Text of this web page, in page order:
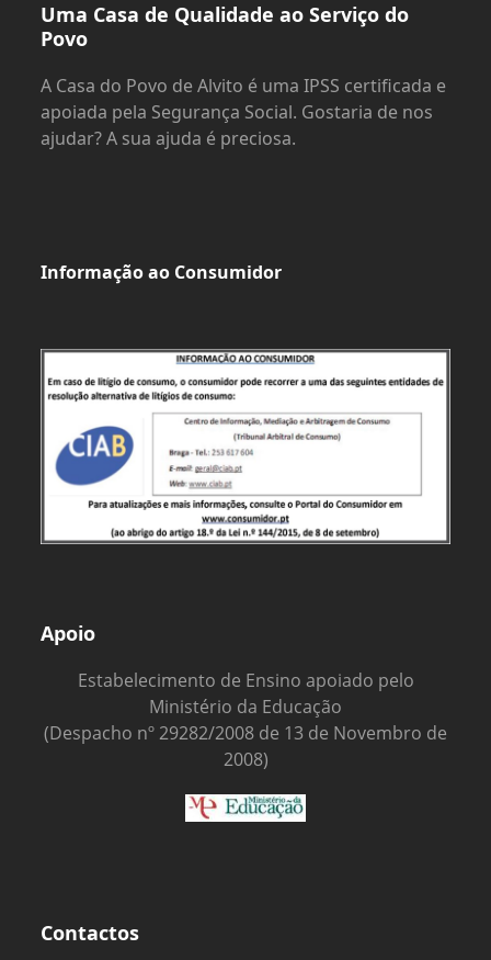
Uma Casa de Qualidade ao Serviço do
Povo
A Casa do Povo de Alvito é uma IPSS certificada e
apoiada pela Segurança Social. Gostaria de nos
ajudar? A sua ajuda é preciosa.
Informação ao Consumidor
Apoio
Estabelecimento de Ensino apoiado pelo
Ministério da Educação
(Despacho nº 29282/2008 de 13 de Novembro de
2008)
Contactos